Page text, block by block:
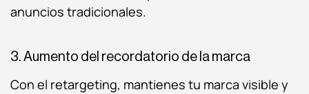
anuncios tradicionales.
3. Aumento del recordatorio de la marca
Con el retargeting, mantienes tu marca visible y